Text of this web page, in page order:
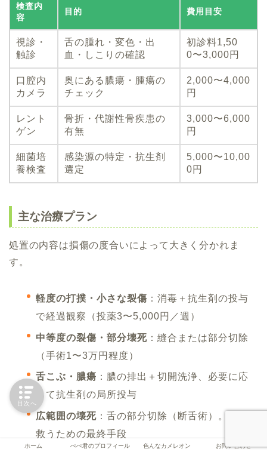
検査内
容
目的 費用目安
視診・
触診
舌の腫れ・変色・出
血・しこりの確認
初診料1,50
0〜3,000円
口腔内
カメラ
奥にある膿瘍・腫瘍の
チェック
2,000〜4,000
円
レント
ゲン
骨折・代謝性骨疾患の
有無
3,000〜6,000
円
細菌培
養検査
感染源の特定・抗生剤
選定
5,000〜10,00
0円
主な治療プラン
処置の内容は損傷の度合いによって大きく分かれま
す。
軽度の打撲・小さな裂傷 ：消毒＋抗生剤の投与
で経過観察（投薬3〜5,000円／週）
中等度の裂傷・部分壊死 ：縫合または部分切除
（手術1〜3万円程度）
舌こぶ・膿瘍 ：膿の排出＋切開洗浄、必要に応
じて抗生剤の局所投与
広範囲の壊死 ：舌の部分切除（断舌術）。命を
救うための最終手段
ホーム ぺぺ君のプロフィール 色んなカメレオン お問い合わせ
目次へ